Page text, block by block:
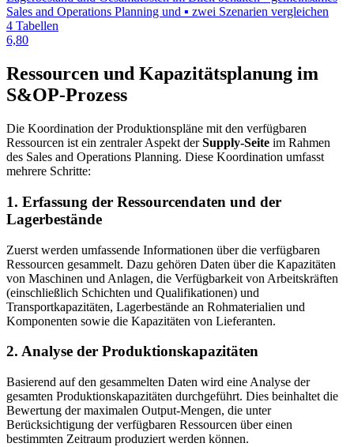
Sales and Operations Planning und ▪ zwei Szenarien vergleichen
4 Tabellen
6,80
Ressourcen und Kapazitätsplanung im
S&OP-Prozess
Die Koordination der Produktionspläne mit den verfügbaren
Ressourcen ist ein zentraler Aspekt derSupply-Seite im Rahmen
des Sales and Operations Planning. Diese Koordination umfasst
mehrere Schritte:
1. Erfassung der Ressourcendaten und der
Lagerbestände
Zuerst werden umfassende Informationen über die verfügbaren
Ressourcen gesammelt. Dazu gehören Daten über die Kapazitäten
von Maschinen und Anlagen, die Verfügbarkeit von Arbeitskräften
(einschließlich Schichten und Qualifikationen) und
Transportkapazitäten, Lagerbestände an Rohmaterialien und
Komponenten sowie die Kapazitäten von Lieferanten.
2. Analyse der Produktionskapazitäten
Basierend auf den gesammelten Daten wird eine Analyse der
gesamten Produktionskapazitäten durchgeführt. Dies beinhaltet die
Bewertung der maximalen Output-Mengen, die unter
Berücksichtigung der verfügbaren Ressourcen über einen
bestimmten Zeitraum produziert werden können.